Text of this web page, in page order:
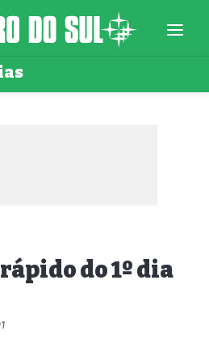
do 1º dia